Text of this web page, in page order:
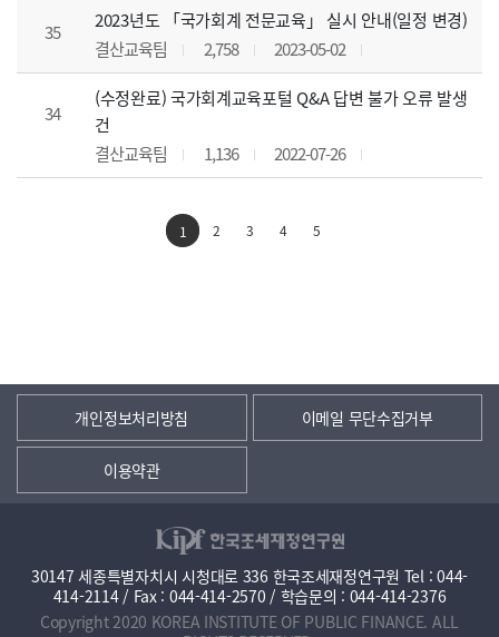
35
2023년도 「국가회계 전문교육」 실시 안내(일정 변경)
결산교육팀
2,758 2023-05-02
34
(수정완료) 국가회계교육포털 Q&A 답변 불가 오류 발생
건
결산교육팀
1,136 2022-07-26
1 2 3 4 5
개인정보처리방침 이메일 무단수집거부
이용약관
30147 세종특별자치시 시청대로 336 한국조세재정연구원 Tel : 044-
414-2114 / Fax : 044-414-2570 / 학습문의 : 044-414-2376
Copyright 2020 KOREA INSTITUTE OF PUBLIC FINANCE. ALL